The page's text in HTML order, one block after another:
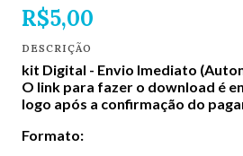
R$5,00
DESCRIÇÃO
kit Digital - Envio Imediato
O link para fazer o download é
logo após a confirmação do
Formato: